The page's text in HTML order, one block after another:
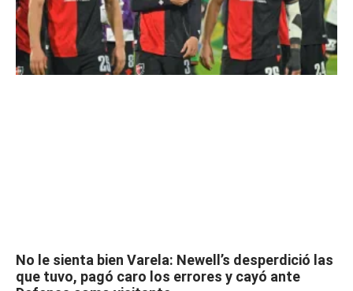
No le sienta bien Varela: Newell’s desperdició las
que tuvo, pagó caro los errores y cayó ante